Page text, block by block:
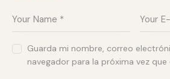
Guarda mi nombre, correo
navegador para la próxima vez